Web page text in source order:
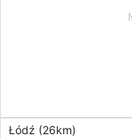
Łódź (26km)